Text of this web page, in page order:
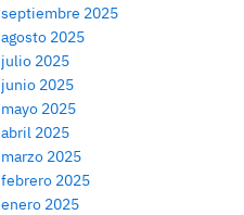
septiembre 2025
agosto 2025
julio 2025
junio 2025
mayo 2025
abril 2025
marzo 2025
febrero 2025
enero 2025